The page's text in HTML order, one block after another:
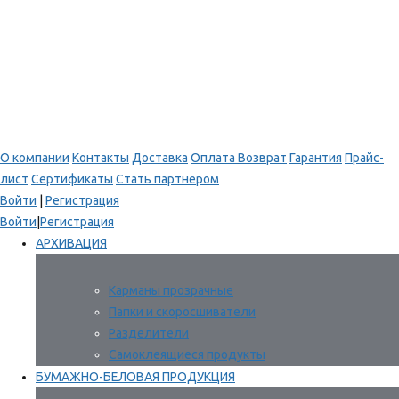
О компании Контакты Доставка Оплата Возврат Гарантия Прайс-
лист Сертификаты Стать партнером
Войти
Регистрация
Войти Регистрация
АРХИВАЦИЯ
Карманы прозрачные
Папки и скоросшиватели
Разделители
Самоклеящиеся продукты
БУМАЖНО-БЕЛОВАЯ ПРОДУКЦИЯ